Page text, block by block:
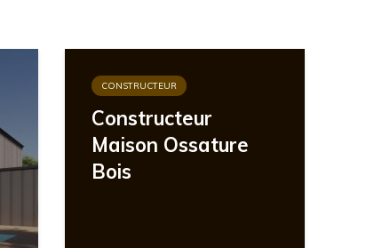
CONSTRUCTEUR
Constructeur
Maison Ossature
Bois